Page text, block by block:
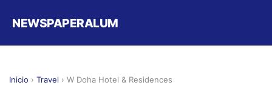
NEWSPAPERALUM
Inicio › Travel › W Doha Hotel & Residences